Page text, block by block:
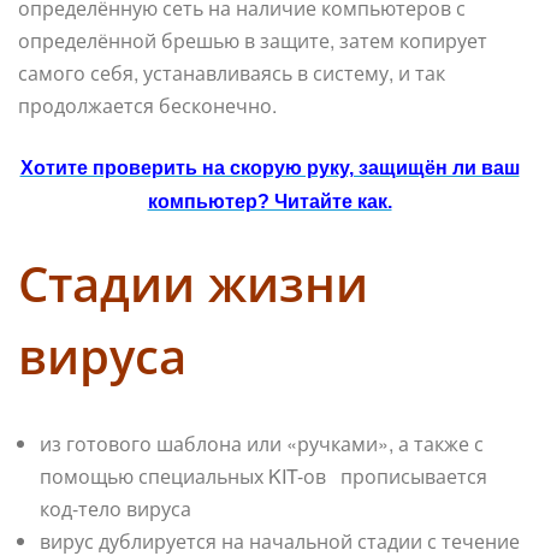
определённую сеть на наличие компьютеров с
определённой брешью в защите, затем копирует
самого себя, устанавливаясь в систему, и так
продолжается бесконечно.
Хотите проверить на скорую руку, защищён ли ваш
компьютер? Читайте как.
Стадии жизни
вируса
из готового шаблона или «ручками», а также с
помощью специальных KIT-ов прописывается
код-тело вируса
вирус дублируется на начальной стадии с течение